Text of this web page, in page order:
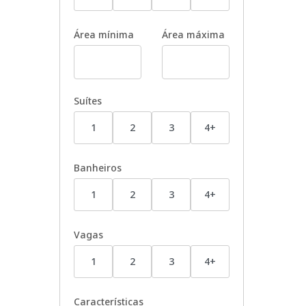
Área mínima Área máxima
Suítes
1 2 3 4+
Banheiros
1 2 3 4+
Vagas
1 2 3 4+
Características